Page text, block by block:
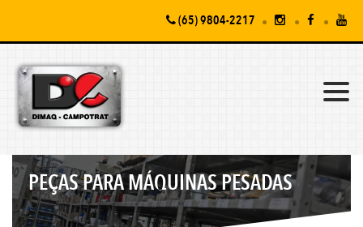
(65) 9804-2217
PEÇAS PARA MÁQUINAS PESADAS